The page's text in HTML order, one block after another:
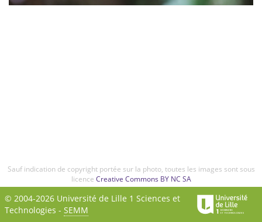
Sauf indication de copyright portée sur la photo, toutes les images sont sous
licence Creative Commons BY NC SA
© 2004-2026 Université de Lille 1 Sciences et
Technologies - SEMM